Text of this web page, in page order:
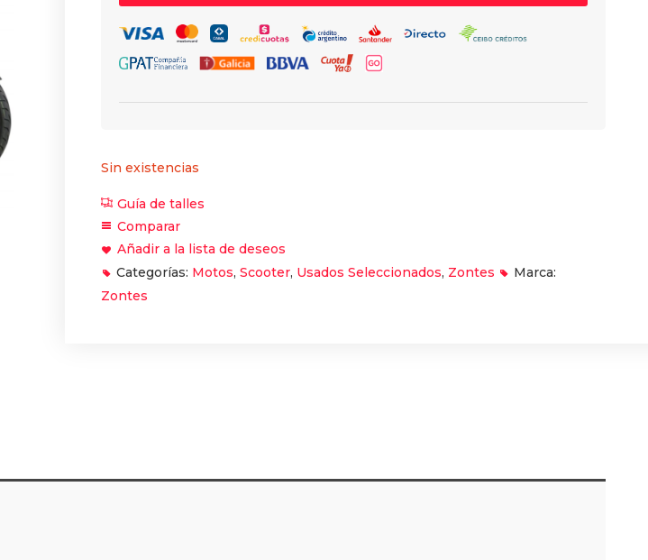
Sin existencias
Guía de talles
Comparar
Añadir a la lista de deseos
Categorías: Motos, Scooter, Usados Seleccionados, Zontes
Marca:
Zontes